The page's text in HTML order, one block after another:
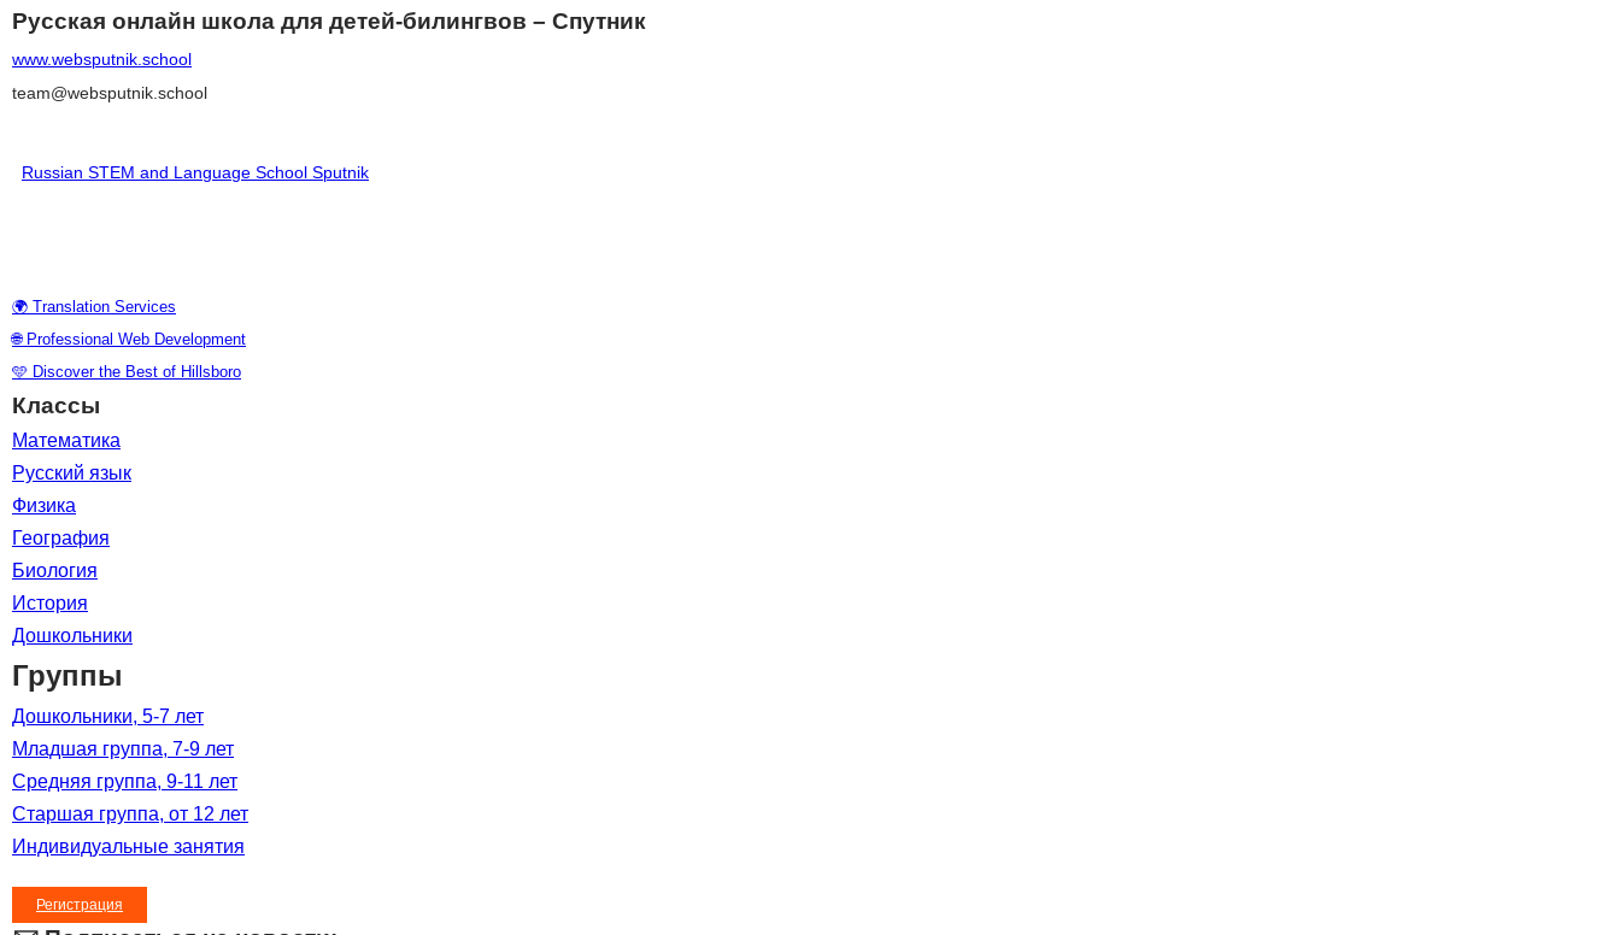
Русская онлайн школа для детей-билингвов – Спутник
www.websputnik.school
team@websputnik.school
Russian STEM and Language School Sputnik
🌍 Translation Services
🌐 Professional Web Development
🩵 Discover the Best of Hillsboro
Классы
Математика
Русский язык
Физика
География
Биология
История
Дошкольники
Группы
Дошкольники, 5-7 лет
Младшая группа, 7-9 лет
Средняя группа, 9-11 лет
Старшая группа, от 12 лет
Индивидуальные занятия
Регистрация